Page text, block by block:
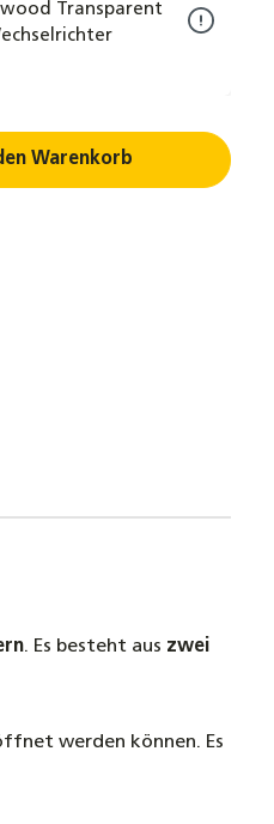
Transparent
Wert
Warenkorb
. Es besteht aus zwei
werden können. Es